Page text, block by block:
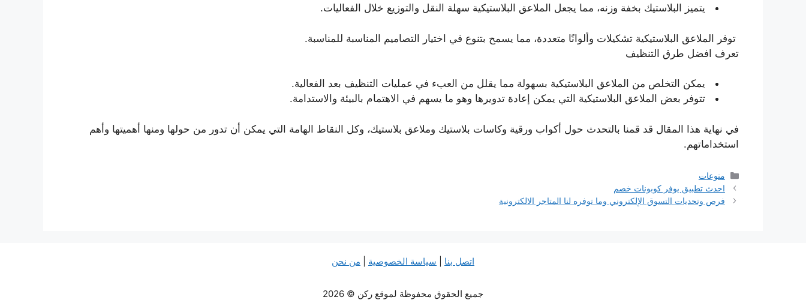
يتميز البلاستيك بخفة وزنه، مما يجعل الملاعق البلاستيكية سهلة النقل والتوزيع خلال الفعاليات.
توفر الملاعق البلاستيكية تشكيلات وألوانًا متعددة، مما يسمح بتنوع في اختيار التصاميم المناسبة للمناسبة.
تعرف افضل طرق التنظيف
يمكن التخلص من الملاعق البلاستيكية بسهولة مما يقلل من العبء في عمليات التنظيف بعد الفعالية.
تتوفر بعض الملاعق البلاستيكية التي يمكن إعادة تدويرها وهو ما يسهم في الاهتمام بالبيئة والاستدامة.
في نهاية هذا المقال قد قمنا بالتحدث حول أكواب ورقية وكاسات بلاستيك وملاعق بلاستيك، وكل النقاط الهامة التي يمكن أن تدور من حولها ومنها أهميتها وأهم
استخداماتهم.
التصنيفات
منوعات
احدث تطبيق يوفر كوبونات خصم
فرص وتحديات التسوق الإلكتروني وما توفره لنا المتاجر الالكترونية
اتصل بنا سياسة الخصوصية من نحن
جميع الحقوق محفوظة لموقع ركن © 2026